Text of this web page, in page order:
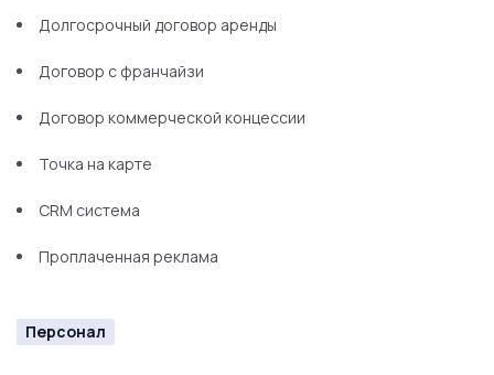
Долгосрочный договор аренды
Договор с франчайзи
Договор коммерческой концессии
Точка на карте
CRM система
Проплаченная реклама
Персонал